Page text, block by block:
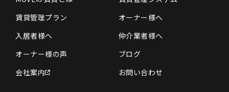
賃貸管理プラン
オーナー様へ
入居者様へ
仲介業者様へ
オーナー様の声
ブログ
会社案内
お問い合わせ